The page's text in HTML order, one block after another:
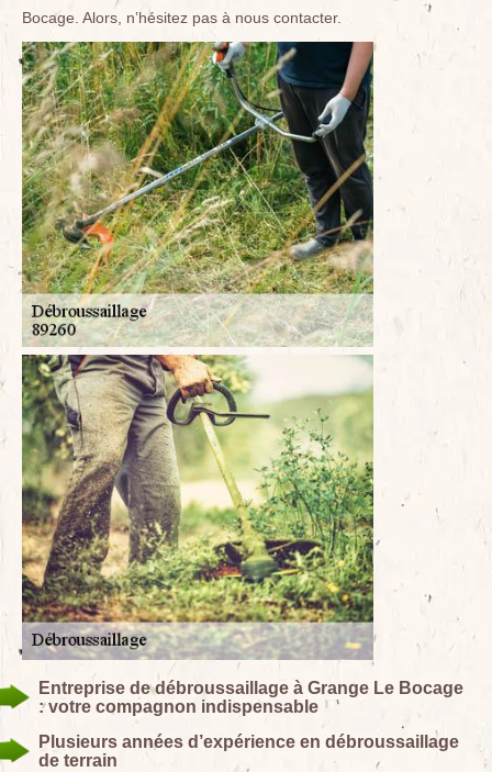
Bocage. Alors, n’hésitez pas à nous contacter.
Entreprise de débroussaillage à Grange Le Bocage
: votre compagnon indispensable
Plusieurs années d’expérience en débroussaillage
de terrain